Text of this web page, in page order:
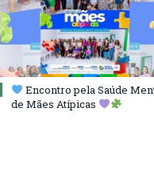
Encontro pela Saúde
de Mães Atípicas